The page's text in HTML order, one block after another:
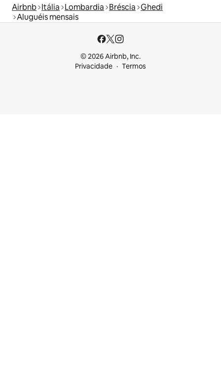
Airbnb Itália Lombardia Bréscia Ghedi
Aluguéis mensais
© 2026 Airbnb, Inc.
Privacidade
Termos